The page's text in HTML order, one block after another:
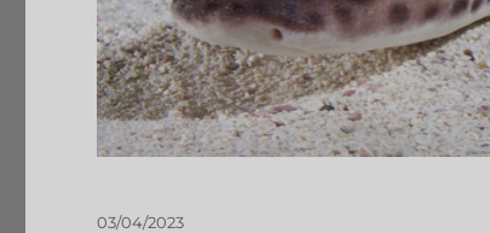
03/04/2023